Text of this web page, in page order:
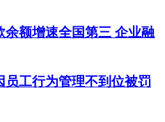
余额增速全国第三 企业融
员工行为管理不到位被罚